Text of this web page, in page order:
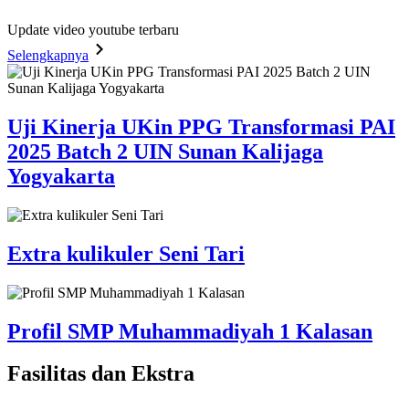
Update video youtube terbaru
Selengkapnya
Uji Kinerja UKin PPG Transformasi PAI
2025 Batch 2 UIN Sunan Kalijaga
Yogyakarta
Extra kulikuler Seni Tari
Profil SMP Muhammadiyah 1 Kalasan
Fasilitas dan Ekstra